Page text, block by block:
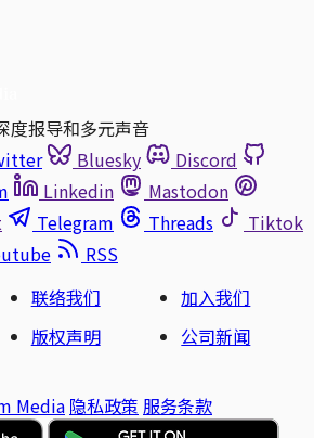
度报导和多元声音
Bluesky
Discord
Linkedin
Mastodon
Telegram Threads
Tiktok
RSS
联络我们
加入我们
版权声明
公司新闻
Media 隐私政策 服务条款